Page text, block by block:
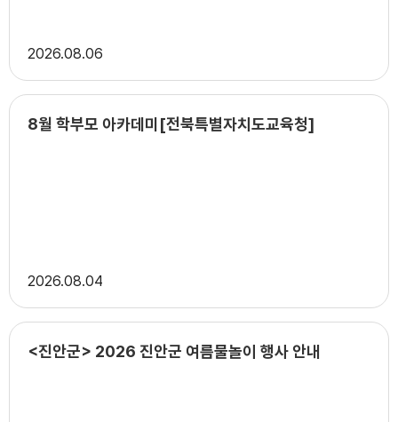
2026 08.06
8월 학부모 아카데미[전북특별자치도교육청]
2026 08.04
<진안군> 2026 진안군 여름물놀이 행사 안내